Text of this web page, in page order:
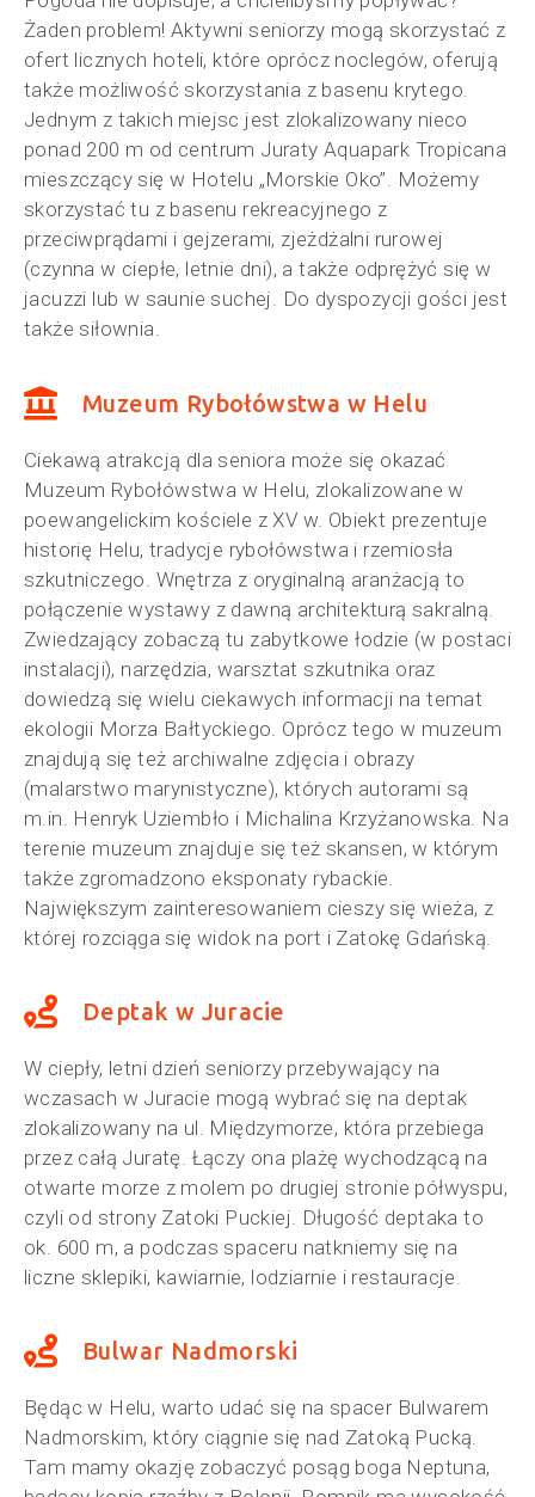
Żaden problem! Aktywni seniorzy mogą skorzystać z
ofert licznych hoteli, które oprócz noclegów, oferują
także możliwość skorzystania z basenu krytego.
Jednym z takich miejsc jest zlokalizowany nieco
ponad 200 m od centrum Juraty Aquapark Tropicana
mieszczący się w Hotelu „Morskie Oko”. Możemy
skorzystać tu z basenu rekreacyjnego z
przeciwprądami i gejzerami, zjeżdżalni rurowej
(czynna w ciepłe, letnie dni), a także odprężyć się w
jacuzzi lub w saunie suchej. Do dyspozycji gości jest
także siłownia.
Muzeum Rybołówstwa w Helu
Ciekawą atrakcją dla seniora może się okazać
Muzeum Rybołówstwa w Helu, zlokalizowane w
poewangelickim kościele z XV w. Obiekt prezentuje
historię Helu, tradycje rybołówstwa i rzemiosła
szkutniczego. Wnętrza z oryginalną aranżacją to
połączenie wystawy z dawną architekturą sakralną.
Zwiedzający zobaczą tu zabytkowe łodzie (w postaci
instalacji), narzędzia, warsztat szkutnika oraz
dowiedzą się wielu ciekawych informacji na temat
ekologii Morza Bałtyckiego. Oprócz tego w muzeum
znajdują się też archiwalne zdjęcia i obrazy
(malarstwo marynistyczne), których autorami są
m.in. Henryk Uziembło i Michalina Krzyżanowska. Na
terenie muzeum znajduje się też skansen, w którym
także zgromadzono eksponaty rybackie.
Największym zainteresowaniem cieszy się wieża, z
której rozciąga się widok na port i Zatokę Gdańską.
Deptak w Juracie
W ciepły, letni dzień seniorzy przebywający na
wczasach w Juracie mogą wybrać się na deptak
zlokalizowany na ul. Międzymorze, która przebiega
przez całą Juratę. Łączy ona plażę wychodzącą na
otwarte morze z molem po drugiej stronie półwyspu,
czyli od strony Zatoki Puckiej. Długość deptaka to
ok. 600 m, a podczas spaceru natkniemy się na
liczne sklepiki, kawiarnie, lodziarnie i restauracje.
Bulwar Nadmorski
Będąc w Helu, warto udać się na spacer Bulwarem
Nadmorskim, który ciągnie się nad Zatoką Pucką.
Tam mamy okazję zobaczyć posąg boga Neptuna,